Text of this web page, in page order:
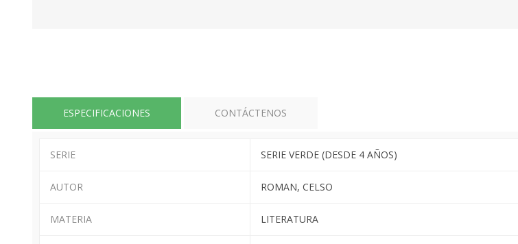
ESPECIFICACIONES CONTÁCTENOS
SERIE SERIE VERDE (DESDE 4 AÑOS)
AUTOR ROMAN, CELSO
MATERIA LITERATURA